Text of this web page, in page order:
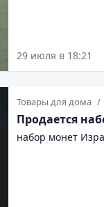
29 июля в 18:21
Товары для дома
Продается
набор монет